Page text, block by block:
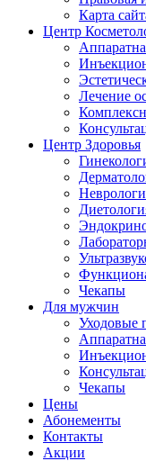
Карта
Центр
Лечение
Центр Здоровья
Чекапы
Для мужчин
Уходовые
Чекапы
Цены
Абонементы
Контакты
Акции